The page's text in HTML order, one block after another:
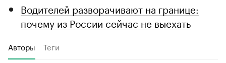
Водителей разворачивают на границе:
почему из России сейчас не выехать
Авторы Теги